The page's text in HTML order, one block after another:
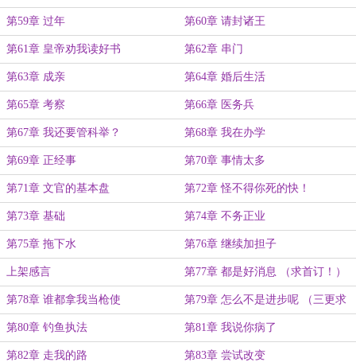
第59章 过年 第60章 请封诸王
第61章 皇帝劝我读好书 第62章 串门
第63章 成亲 第64章 婚后生活
第65章 考察 第66章 医务兵
第67章 我还要管科举？ 第68章 我在办学
第69章 正经事 第70章 事情太多
第71章 文官的基本盘 第72章 怪不得你死的快！
第73章 基础 第74章 不务正业
第75章 拖下水 第76章 继续加担子
上架感言 第77章 都是好消息 （求首订！）
第78章 谁都拿我当枪使 第79章 怎么不是进步呢 （三更求
订阅！）
第80章 钓鱼执法 第81章 我说你病了
第82章 走我的路 第83章 尝试改变